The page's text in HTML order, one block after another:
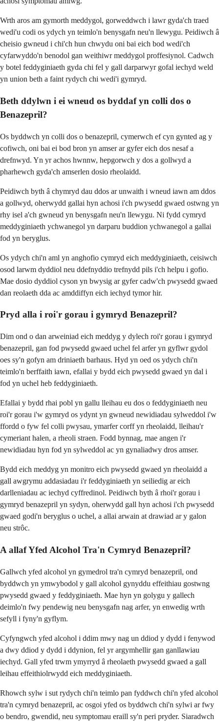
Wrth aros am gymorth meddygol, gorweddwch i lawr gyda'ch traed
wedi'u codi os ydych yn teimlo'n benysgafn neu'n llewygu. Peidiwch â
cheisio gwneud i chi'ch hun chwydu oni bai eich bod wedi'ch
cyfarwyddo'n benodol gan weithiwr meddygol proffesiynol. Cadwch
y botel feddyginiaeth gyda chi fel y gall darparwyr gofal iechyd weld
yn union beth a faint rydych chi wedi'i gymryd.
Beth ddylwn i ei wneud os byddaf yn colli dos o
Benazepril?
Os byddwch yn colli dos o benazepril, cymerwch ef cyn gynted ag y
cofiwch, oni bai ei bod bron yn amser ar gyfer eich dos nesaf a
drefnwyd. Yn yr achos hwnnw, hepgorwch y dos a gollwyd a
pharhewch gyda'ch amserlen dosio rheolaidd.
Peidiwch byth â chymryd dau ddos ar unwaith i wneud iawn am ddos
a gollwyd, oherwydd gallai hyn achosi i'ch pwysedd gwaed ostwng yn
rhy isel a'ch gwneud yn benysgafn neu'n llewygu. Ni fydd cymryd
meddyginiaeth ychwanegol yn darparu buddion ychwanegol a gallai
fod yn beryglus.
Os ydych chi'n aml yn anghofio cymryd eich meddyginiaeth, ceisiwch
osod larwm dyddiol neu ddefnyddio trefnydd pils i'ch helpu i gofio.
Mae dosio dyddiol cyson yn bwysig ar gyfer cadw'ch pwysedd gwaed
dan reolaeth dda ac amddiffyn eich iechyd tymor hir.
Pryd alla i roi'r gorau i gymryd Benazepril?
Dim ond o dan arweiniad eich meddyg y dylech roi'r gorau i gymryd
benazepril, gan fod pwysedd gwaed uchel fel arfer yn gyflwr gydol
oes sy'n gofyn am driniaeth barhaus. Hyd yn oed os ydych chi'n
teimlo'n berffaith iawn, efallai y bydd eich pwysedd gwaed yn dal i
fod yn uchel heb feddyginiaeth.
Efallai y bydd rhai pobl yn gallu lleihau eu dos o feddyginiaeth neu
roi'r gorau i'w gymryd os ydynt yn gwneud newidiadau sylweddol i'w
ffordd o fyw fel colli pwysau, ymarfer corff yn rheolaidd, lleihau'r
cymeriant halen, a rheoli straen. Fodd bynnag, mae angen i'r
newidiadau hyn fod yn sylweddol ac yn gynaliadwy dros amser.
Bydd eich meddyg yn monitro eich pwysedd gwaed yn rheolaidd a
gall awgrymu addasiadau i'r feddyginiaeth yn seiliedig ar eich
darlleniadau ac iechyd cyffredinol. Peidiwch byth â rhoi'r gorau i
gymryd benazepril yn sydyn, oherwydd gall hyn achosi i'ch pwysedd
gwaed godi'n beryglus o uchel, a allai arwain at drawiad ar y galon
neu strôc.
A allaf Yfed Alcohol Tra'n Cymryd Benazepril?
Gallwch yfed alcohol yn gymedrol tra'n cymryd benazepril, ond
byddwch yn ymwybodol y gall alcohol gynyddu effeithiau gostwng
pwysedd gwaed y feddyginiaeth. Mae hyn yn golygu y gallech
deimlo'n fwy pendewig neu benysgafn nag arfer, yn enwedig wrth
sefyll i fyny'n gyflym.
Cyfyngwch yfed alcohol i ddim mwy nag un ddiod y dydd i fenywod
a dwy ddiod y dydd i ddynion, fel yr argymhellir gan ganllawiau
iechyd. Gall yfed trwm ymyrryd â rheolaeth pwysedd gwaed a gall
leihau effeithiolrwydd eich meddyginiaeth.
Rhowch sylw i sut rydych chi'n teimlo pan fyddwch chi'n yfed alcohol
tra'n cymryd benazepril, ac osgoi yfed os byddwch chi'n sylwi ar fwy
o bendro, gwendid, neu symptomau eraill sy'n peri pryder. Siaradwch